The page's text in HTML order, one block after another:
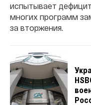
испытывает
многих программ
за вторжения.